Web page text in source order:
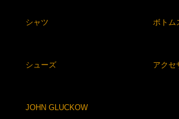
シャツ ボトム
シューズ アクセ
JOHN GLUCKOW